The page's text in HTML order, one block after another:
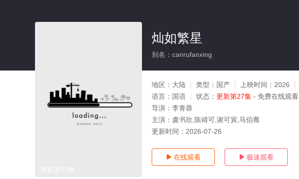
灿如繁星
别名：canrufanxing
地区： 大陆 类型： 国产 上映时间： 2026
语言： 国语 状态： 更新第27集 - 免费在线观看
导演： 李青蓉
主演： 虞书欣,陈靖可,谢可寅,马伯骞
更新时间： 2026-07-26
 在线观看  极速观看